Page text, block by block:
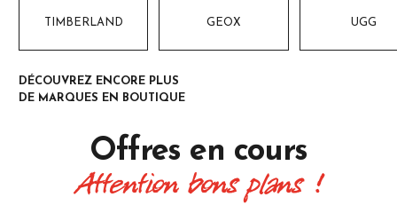
TIMBERLAND GEOX UGG
DÉCOUVREZ ENCORE PLUS
DE MARQUES EN BOUTIQUE
Offres en cours
Attention bons plans !